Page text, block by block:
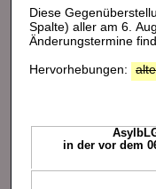
Diese
Spalte) aller am 6.
Änderungstermine
Hervorhebungen:
in der vor dem